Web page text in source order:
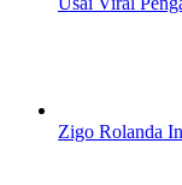
Zigo Rolanda